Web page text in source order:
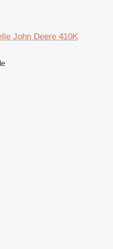
John Deere 410K